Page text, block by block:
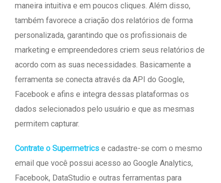
maneira intuitiva e em poucos cliques. Além disso,
também favorece a criação dos relatórios de forma
personalizada, garantindo que os profissionais de
marketing e empreendedores criem seus relatórios de
acordo com as suas necessidades. Basicamente a
ferramenta se conecta através da API do Google,
Facebook e afins e integra dessas plataformas os
dados selecionados pelo usuário e que as mesmas
permitem capturar.
Contrate o Supermetrics e cadastre-se com o mesmo
email que você possui acesso ao Google Analytics,
Facebook, DataStudio e outras ferramentas para